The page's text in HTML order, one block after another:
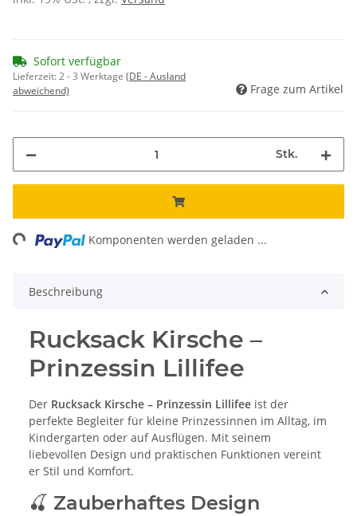
Sofort verfügbar
Lieferzeit:2 - 3 Werktage (DE - Ausland
abweichend)
Frage zum Artikel
Stk.
Komponenten werden geladen ...
Beschreibung
Rucksack Kirsche –
Prinzessin Lillifee
Der Rucksack Kirsche – Prinzessin Lillifee ist der
perfekte Begleiter für kleine Prinzessinnen im Alltag, im
Kindergarten oder auf Ausflügen. Mit seinem
liebevollen Design und praktischen Funktionen vereint
er Stil und Komfort.
🍒 Zauberhaftes Design